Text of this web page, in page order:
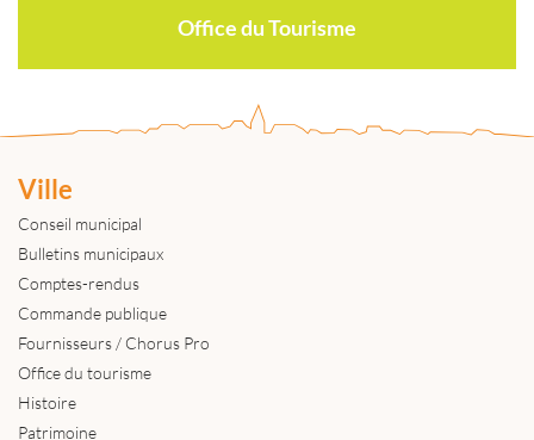
Office du Tourisme
Ville
Conseil municipal
Bulletins municipaux
Comptes-rendus
Commande publique
Fournisseurs / Chorus Pro
Office du tourisme
Histoire
Patrimoine